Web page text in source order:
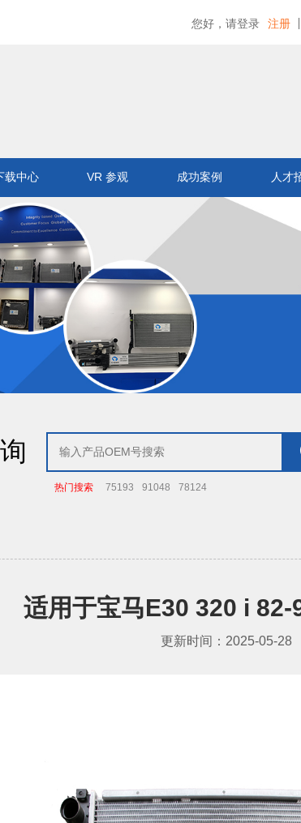
您好，请登录 注册
载中心 VR 参观 成功案例 人才
热门搜索 75193 91048 78124
适用于宝马E30 320 i 82-
更新时间：2025-05-28